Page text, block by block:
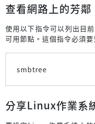
查看網路上的芳鄰
使用以下指令可以列出目
可用節點。這個指令必須
smbtree
分享Linux作業系